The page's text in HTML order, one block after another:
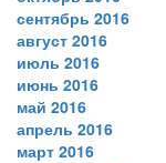
сентябрь 2016
август 2016
июль 2016
июнь 2016
май 2016
апрель 2016
март 2016